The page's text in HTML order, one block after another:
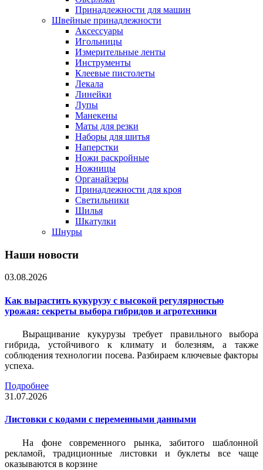
Принадлежности для машин
Швейные принадлежности
Аксессуары
Игольницы
Измерительные ленты
Инструменты
Клеевые пистолеты
Лекала
Линейки
Лупы
Манекены
Маты для резки
Наборы для шитья
Наперстки
Ножи раскройные
Ножницы
Органайзеры
Принадлежности для кроя
Светильники
Шилья
Шкатулки
Шнуры
Наши новости
03.08.2026
Как вырастить кукурузу с высокой регулярностью
урожая: секреты выбора гибридов и агротехники
Выращивание кукурузы требует правильного выбора
гибрида, устойчивого к климату и болезням, а также
соблюдения технологии посева. Разбираем ключевые факторы
успеха.
Подробнее
31.07.2026
Листовки c кодами с переменными данными
На фоне современного рынка, забитого шаблонной
рекламой, традиционные листовки и буклеты все чаще
оказываются в корзине